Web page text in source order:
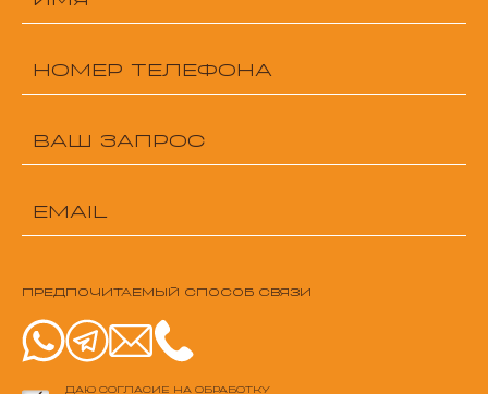
ПРЕДПОЧИТАЕМЫЙ СПОСОБ СВЯЗИ
ДАЮ СОГЛАСИЕ НА ОБРАБОТКУ